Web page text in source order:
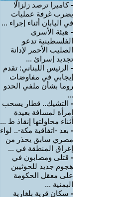
-كاميرا ترصد زلزالًا
يضرب غرفة عمليات
في اليابان أثناء إجراء ...
- هيئة الأسرى
الفلسطينية تدعو
الصليب الأحمر لإدانة
تجديد إسرائ ...
- الرئيس اللبناني: تقدم
إيجابي في مفاوضات
روما بشأن ملفي الحدو
...
- التشيك.. قطار يسحب
امرأة لمسافة بعيدة
أثناء محاولتها إنقاذ ط ...
- بعد -اتفاقية مكة-.. لواء
مصري سابق يحذر من
إغراق المنطقة في ...
- قتلى ومصابون في
هجوم جديد للحوثيين
على معقل الحكومة
اليمنية ...
- سكان قرية بلغارية